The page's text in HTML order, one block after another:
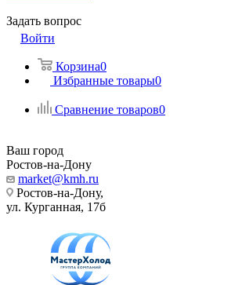
Задать вопрос
Войти
Корзина0
Избранные товары0
Сравнение товаров0
Ваш город
Ростов-на-Дону
market@kmh.ru
Ростов-на-Дону,
ул. Курганная, 17б